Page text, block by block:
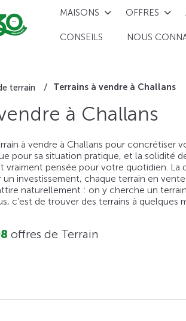
MAISONS OFFRES
CONSEILS NOUS
terrain Terrains à vendre à Challans
à Challans
à vendre à Challans pour concrétiser
pour sa situation pratique, et la solidité
vraiment pensée pour votre quotidien.
investissement, chaque terrain en
naturellement : on y cherche un
c’est de trouver des terrains à
offres de Terrain